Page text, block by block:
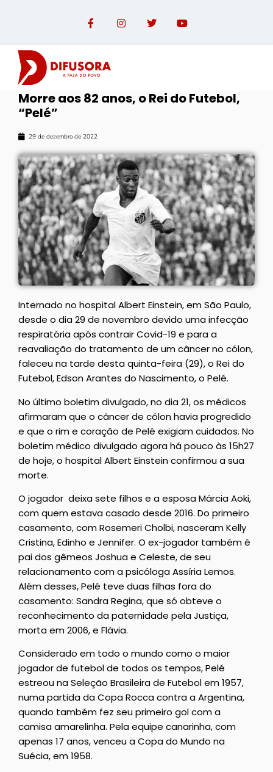
Morre aos 82 anos, o Rei do Futebol,
“Pelé”
29 de dezembro de 2022
Internado no hospital Albert Einstein, em São Paulo,
desde o dia 29 de novembro devido uma infecção
respiratória após contrair Covid-19 e para a
reavaliação do tratamento de um câncer no cólon,
faleceu na tarde desta quinta-feira (29), o Rei do
Futebol, Edson Arantes do Nascimento, o Pelé.
No último boletim divulgado, no dia 21, os médicos
afirmaram que o câncer de cólon havia progredido
e que o rim e coração de Pelé exigiam cuidados. No
boletim médico divulgado agora há pouco às 15h27
de hoje, o hospital Albert Einstein confirmou a sua
morte.
O jogador deixa sete filhos e a esposa Márcia Aoki,
com quem estava casado desde 2016. Do primeiro
casamento, com Rosemeri Cholbi, nasceram Kelly
Cristina, Edinho e Jennifer. O ex-jogador também é
pai dos gêmeos Joshua e Celeste, de seu
relacionamento com a psicóloga Assíria Lemos.
Além desses, Pelé teve duas filhas fora do
casamento: Sandra Regina, que só obteve o
reconhecimento da paternidade pela Justiça,
morta em 2006, e Flávia.
Considerado em todo o mundo como o maior
jogador de futebol de todos os tempos, Pelé
estreou na Seleção Brasileira de Futebol em 1957,
numa partida da Copa Rocca contra a Argentina,
quando também fez seu primeiro gol com a
camisa amarelinha. Pela equipe canarinha, com
apenas 17 anos, venceu a Copa do Mundo na
Suécia, em 1958.